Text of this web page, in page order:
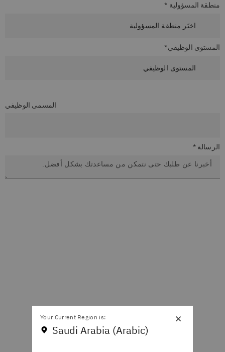
منطقة المسؤولية *
المستوى الوظيفي*
المسمى الوظيفي
الرسالة *
×
Your Current Region is:
Saudi Arabia (Arabic)